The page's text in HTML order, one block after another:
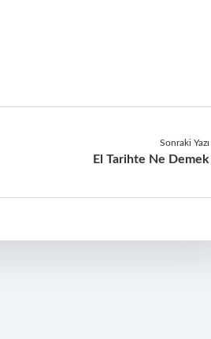
Sonraki Yazı
El Tarihte Ne Demek